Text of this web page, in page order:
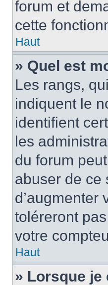
forum et
cette
Haut
» Quel est
Les rangs,
indiquent le
identifient
les
du forum
abuser de ce
d’augmenter
toléreront
votre
Haut
» Lorsque je